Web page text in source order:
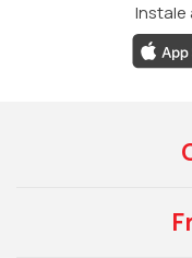
Instale